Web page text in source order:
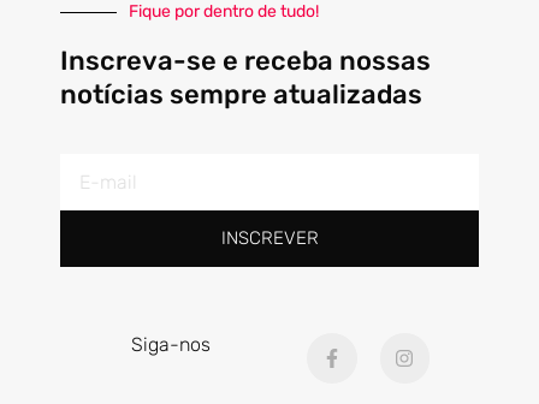
Fique por dentro de tudo!
Inscreva-se e receba nossas
notícias sempre atualizadas
mail
INSCREVER
Siga-nos
a
n